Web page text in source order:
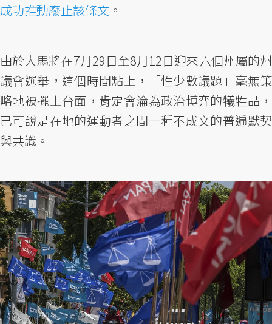
成功推動廢止該條文 。
由於大馬將在7月29日至8月12日迎來六個州屬的州
議會選舉，這個時間點上，「性少數議題」毫無策
略地被擺上台面，肯定會淪為政治博弈的犧牲品，
已可說是在地的運動者之間一種不成文的普遍默契
與共識。